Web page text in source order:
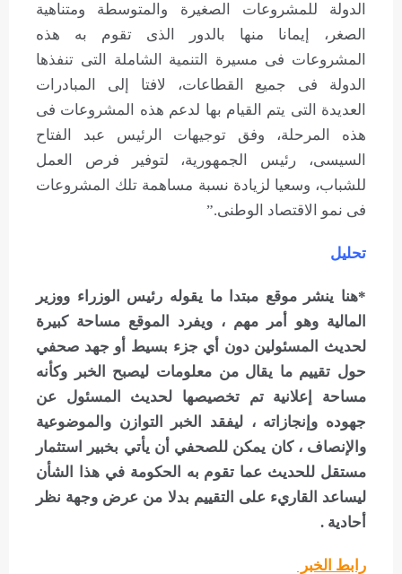
الدولة للمشروعات الصغيرة والمتوسطة ومتناهية
الصغر، إيمانا منها بالدور الذى تقوم به هذه
المشروعات فى مسيرة التنمية الشاملة التى تنفذها
الدولة فى جميع القطاعات، لافتا إلى المبادرات
العديدة التى يتم القيام بها لدعم هذه المشروعات فى
هذه المرحلة، وفق توجيهات الرئيس عبد الفتاح
السيسى، رئيس الجمهورية، لتوفير فرص العمل
للشباب، وسعيا لزيادة نسبة مساهمة تلك المشروعات
فى نمو الاقتصاد الوطنى.”
تحليل
*هنا ينشر موقع مبتدا ما يقوله رئيس الوزراء ووزير
المالية وهو أمر مهم ، ويفرد الموقع مساحة كبيرة
لحديث المسئولين دون أي جزء بسيط أو جهد صحفي
حول تقييم ما يقال من معلومات ليصبح الخبر وكأنه
مساحة إعلانية تم تخصيصها لحديث المسئول عن
جهوده وإنجازاته ، ليفقد الخبر التوازن والموضوعية
والإنصاف ، كان يمكن للصحفي أن يأتي بخبير استثمار
مستقل للحديث عما تقوم به الحكومة في هذا الشأن
ليساعد القاريء على التقييم بدلا من عرض وجهة نظر
أحادية .
رابط الخبر